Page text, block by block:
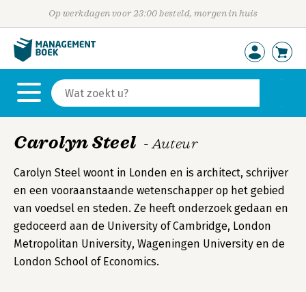
Op werkdagen voor 23:00 besteld, morgen in huis
Carolyn Steel - Auteur
Carolyn Steel woont in Londen en is architect, schrijver
en een vooraanstaande wetenschapper op het gebied
van voedsel en steden. Ze heeft onderzoek gedaan en
gedoceerd aan de University of Cambridge, London
Metropolitan University, Wageningen University en de
London School of Economics.